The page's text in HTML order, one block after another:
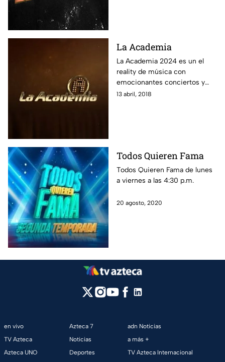
La Academia
La Academia 2024 es un el
reality de música con
emocionantes conciertos y
críticas, donde jóvenes
revive los conciertos.
13 abril, 2018
Todos Quieren Fama
Todos Quieren Fama de lunes
a viernes a las 4:30 p.m.
20 agosto, 2020
en vivo
TV Azteca
Azteca UNO
Azteca 7
Noticias
Deportes
adn Noticias
a más +
TV Azteca Internacional